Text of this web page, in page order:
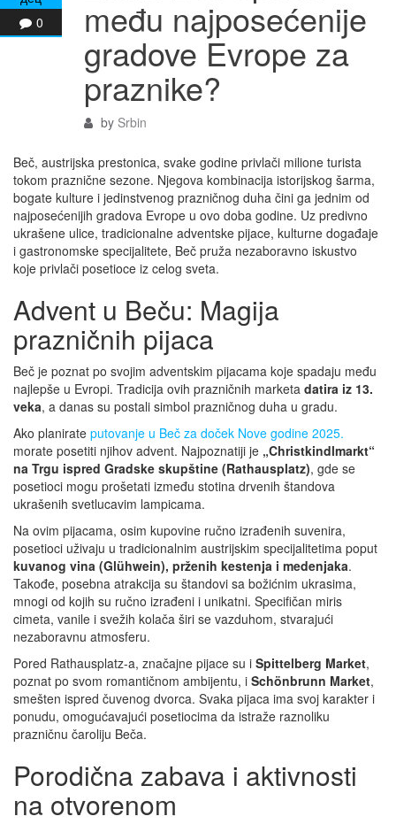
0
među najposećenije
gradove Evrope za
praznike?
by Srbin
Beč, austrijska prestonica, svake godine privlači milione turista
tokom praznične sezone. Njegova kombinacija istorijskog šarma,
bogate kulture i jedinstvenog prazničnog duha čini ga jednim od
najposećenijih gradova Evrope u ovo doba godine. Uz predivno
ukrašene ulice, tradicionalne adventske pijace, kulturne događaje
i gastronomske specijalitete, Beč pruža nezaboravno iskustvo
koje privlači posetioce iz celog sveta.
Advent u Beču: Magija
prazničnih pijaca
Beč je poznat po svojim adventskim pijacama koje spadaju među
najlepše u Evropi. Tradicija ovih prazničnih marketa datira iz 13.
veka, a danas su postali simbol prazničnog duha u gradu.
Ako planirate putovanje u Beč za doček Nove godine 2025.
morate posetiti njihov advent. Najpoznatiji je „Christkindlmarkt“
na Trgu ispred Gradske skupštine (Rathausplatz), gde se
posetioci mogu prošetati između stotina drvenih štandova
ukrašenih svetlucavim lampicama.
Na ovim pijacama, osim kupovine ručno izrađenih suvenira,
posetioci uživaju u tradicionalnim austrijskim specijalitetima poput
kuvanog vina (Glühwein), prženih kestenja i medenjaka.
Takođe, posebna atrakcija su štandovi sa božićnim ukrasima,
mnogi od kojih su ručno izrađeni i unikatni. Specifičan miris
cimeta, vanile i svežih kolača širi se vazduhom, stvarajući
nezaboravnu atmosferu.
Pored Rathausplatz-a, značajne pijace su i Spittelberg Market,
poznat po svom romantičnom ambijentu, i Schönbrunn Market,
smešten ispred čuvenog dvorca. Svaka pijaca ima svoj karakter i
ponudu, omogućavajući posetiocima da istraže raznoliku
prazničnu čaroliju Beča.
Porodična zabava i aktivnosti
na otvorenom